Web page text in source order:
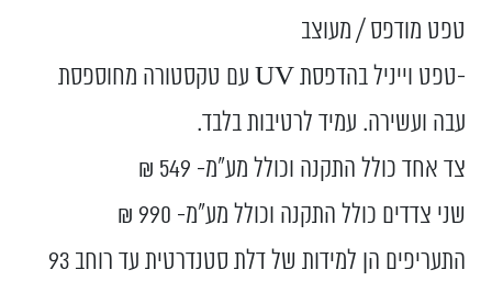
טפט מודפס / מעוצב
-טפט וייניל בהדפסת UV עם טקסטורה מחוספסת
עבה ועשירה. עמיד לרטיבות בלבד.
צד אחד כולל התקנה וכולל מע”מ- 549 ₪
שני צדדים כולל התקנה וכולל מע”מ- 990 ₪
התעריפים הן למידות של דלת סטנדרטית עד רוחב 93